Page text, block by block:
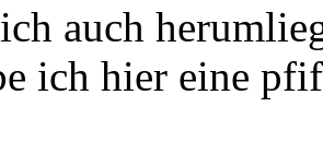
auch
ich hier eine